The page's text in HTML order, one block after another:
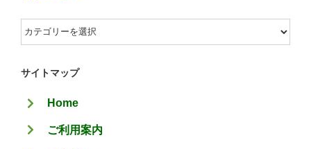
カ
テ
ゴ
ー
サイトマップ
Home
ご利用案内